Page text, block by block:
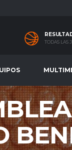
TODAS LAS